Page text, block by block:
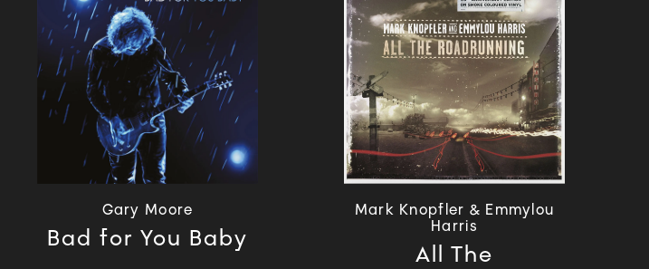
Gary Moore
Bad for You Baby
Mark Knopfler & Emmylou
Harris
All The